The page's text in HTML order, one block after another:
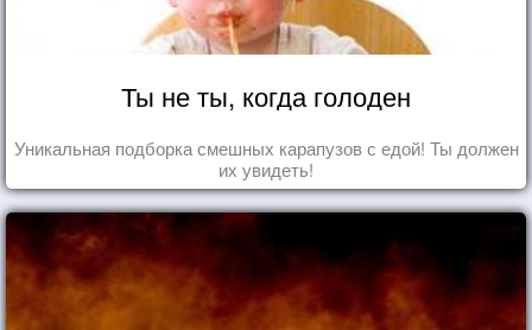
Ты не ты, когда голоден
Уникальная подборка смешных карапузов с едой! Ты должен
их увидеть!